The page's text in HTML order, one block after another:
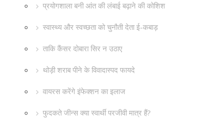
प्रयोगशाला बनी आंत की लंबाई बढ़ाने की कोशिश
स्वास्थ्य और स्वच्छता को चुनौती देता ई-कबाड़
ताकि कैंसर दोबारा सिर न उठाए
थोड़ी शराब पीने के विवादास्पद फायदे
वायरस करेंगे इंफेक्शन का इलाज
फुदकते जीन्स क्या स्वार्थी परजीवी मात्र हैं?